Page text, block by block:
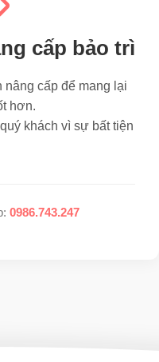
cấp bảo trì
nâng cấp để mang lại
hơn.
khách vì sự bất tiện
0986.743.247